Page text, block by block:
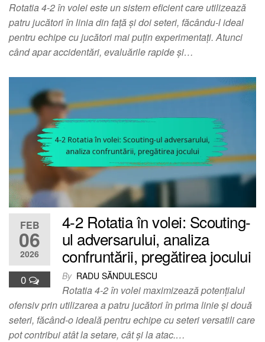
Rotatia 4-2 în volei este un sistem eficient care utilizează
patru jucători în linia din față și doi seteri, făcându-l ideal
pentru echipe cu jucători mai puțin experimentați. Atunci
când apar accidentări, evaluările rapide și…
FEB
06
2026
0
4-2 Rotatia în volei: Scouting-
ul adversarului, analiza
confruntării, pregătirea jocului
By RADU SĂNDULESCU
Rotatia 4-2 în volei maximizează potențialul
ofensiv prin utilizarea a patru jucători în prima linie și două
seteri, făcând-o ideală pentru echipe cu seteri versatili care
pot contribui atât la setare, cât și la atac.…